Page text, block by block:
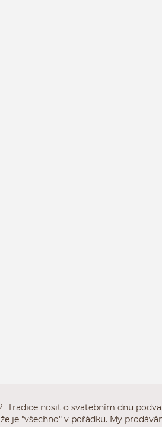
Tradice nosit o svatebním dnu
je "všechno" v pořádku. My